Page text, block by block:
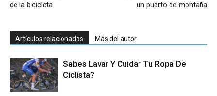
de la bicicleta
un puerto de montaña
Artículos relacionados Más del autor
Sabes Lavar Y Cuidar Tu Ropa De
Ciclista?